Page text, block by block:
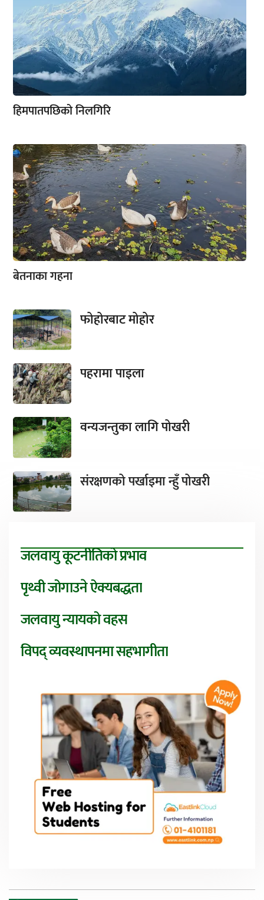
हिमपातपछिको निलगिरि
बेतनाका गहना
फोहोरबाट मोहोर
पहरामा पाइला
वन्यजन्तुका लागि पोखरी
संरक्षणको पर्खाइमा न्हुँ पोखरी
जलवायु कूटनीतिको प्रभाव
पृथ्वी जोगाउने ऐक्यबद्धता
जलवायु न्यायको वहस
विपद् व्यवस्थापनमा सहभागीता